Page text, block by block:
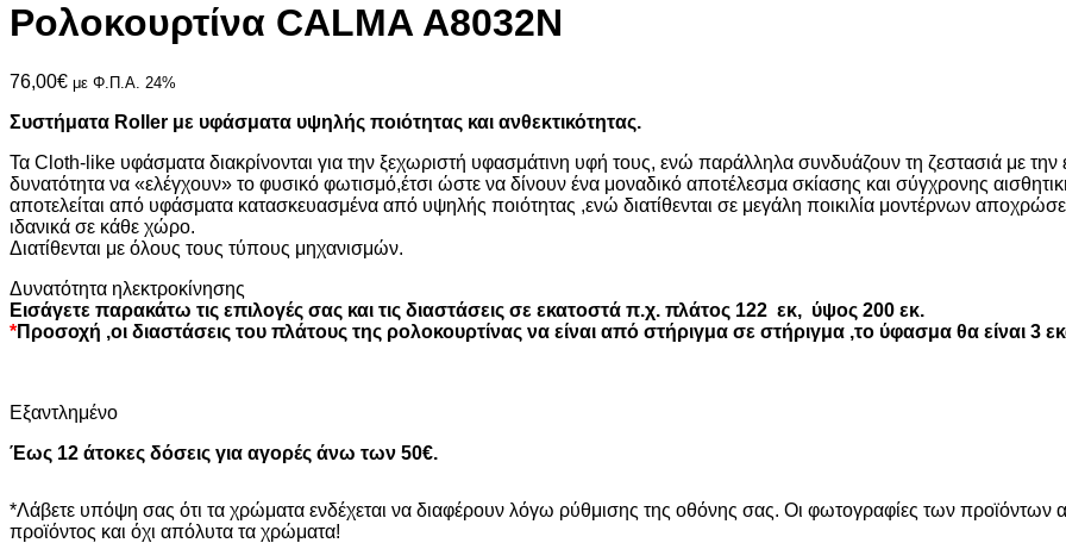
Ρολοκουρτίνα CALMA A8032N
76,00€ με Φ.Π.Α. 24%
Συστήματα Roller με υφάσματα υψηλής ποιότητας και ανθεκτικότητας.
Τα Cloth-like υφάσματα διακρίνονται για την ξεχωριστή υφασμάτινη υφή τους, ενώ παράλληλα συνδυάζουν τη ζεστασιά με
δυνατότητα να «ελέγχουν» το φυσικό φωτισμό,έτσι ώστε να δίνουν ένα μοναδικό αποτέλεσμα σκίασης και σύγχρονης
αποτελείται από υφάσματα κατασκευασμένα από υψηλής ποιότητας ,ενώ διατίθενται σε μεγάλη ποικιλία μοντέρνων
ιδανικά σε κάθε χώρο.
Διατίθενται με όλους τους τύπους μηχανισμών.
Δυνατότητα ηλεκτροκίνησης
Εισάγετε παρακάτω τις επιλογές σας και τις διαστάσεις σε εκατοστά π.χ. πλάτος 122 εκ, ύψος 200 εκ.
*Προσοχή ,οι διαστάσεις του πλάτους της ρολοκουρτίνας να είναι από στήριγμα σε στήριγμα ,το ύφασμα θα είναι 3
Εξαντλημένο
Έως 12 άτοκες δόσεις για αγορές άνω των 50€.
*Λάβετε υπόψη σας ότι τα χρώματα ενδέχεται να διαφέρουν λόγω ρύθμισης της οθόνης σας. Οι φωτογραφίες των προϊόντων
προϊόντος και όχι απόλυτα τα χρώματα!